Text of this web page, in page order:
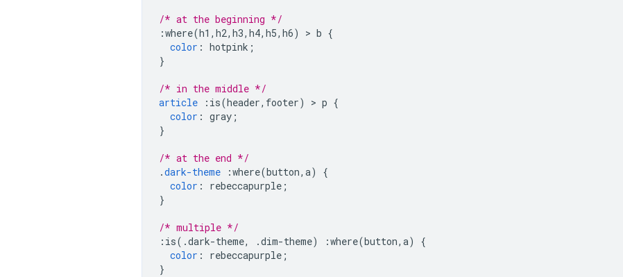
/* at the beginning */
:where(h1 , h2, h3, h4, h5, h6) > b {
color : hotpink ;
}
/* in the middle */
article
: is(header, footer) > p {
color : gray ;
}
/* at the end */
.dark-theme :where(button, a)
{
color : rebeccapurple ;
}
/* multiple */
: is(.dark-theme, .dim-theme) :where(button, a)
{
color : rebeccapurple ;
}